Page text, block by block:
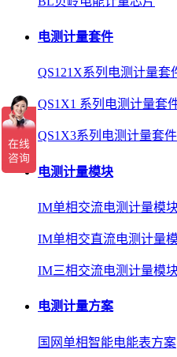
电测计量套件
QS121X系列电测计量套
QS1X1 系列电测计量套
QS1X3系列电测计量套件
电测计量模块
IM单相交流电测计量模
IM单相交直流电测计量
IM三相交流电测计量模
电测计量方案
国网单相智能电能表方案